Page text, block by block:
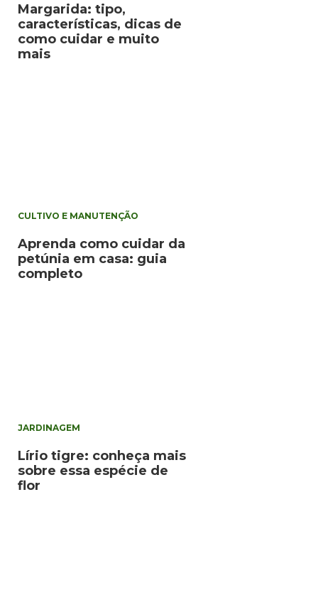
Margarida: tipo,
características, dicas de
como cuidar e muito
mais
CULTIVO E MANUTENÇÃO
Aprenda como cuidar da
petúnia em casa: guia
completo
JARDINAGEM
Lírio tigre: conheça mais
sobre essa espécie de
flor